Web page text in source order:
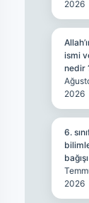
2026
ismi
nedir
2026
6.
2026